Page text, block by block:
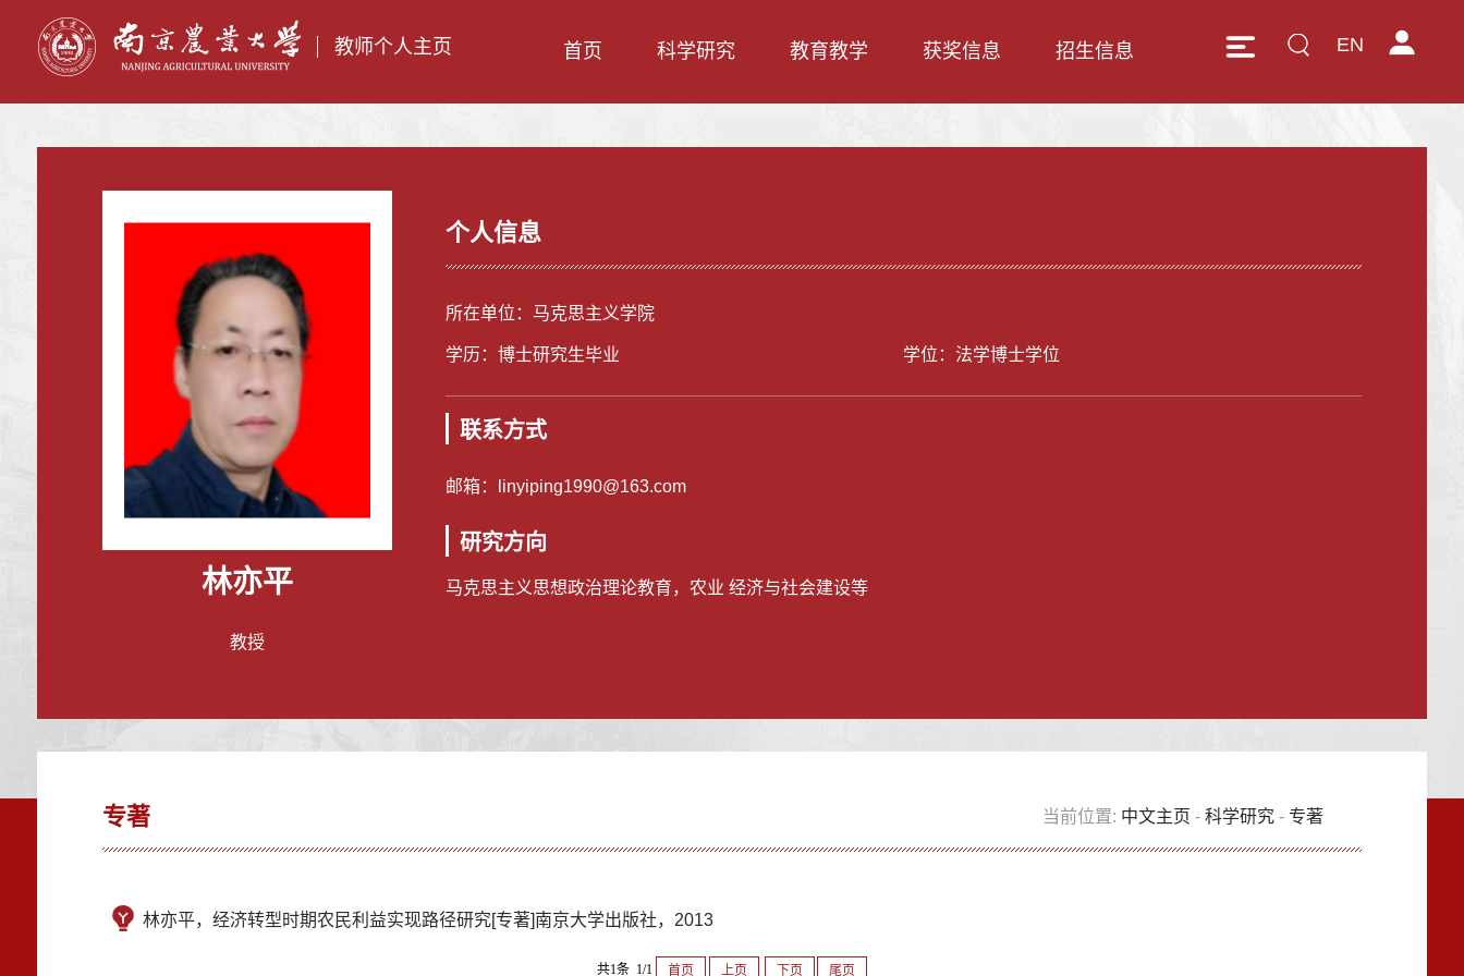
教师个人主页 EN
首页 科学研究 教育教学 获奖信息 招生信息
林亦平
教授
个人信息
所在单位：马克思主义学院
学历：博士研究生毕业 学位：法学博士学位
联系方式
邮箱： linyiping1990@163.com
研究方向
马克思主义思想政治理论教育，农业 经济与社会建设等
专著 当前位置: 中文主页 -科学研究 - 专著
林亦平，经济转型时期农民利益实现路径研究[专著]南京大学出版社，2013
共1条 1/1 首页 上页 下页 尾页